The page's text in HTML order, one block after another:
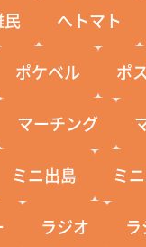
民 へトマト
ポケベル ポ
マーチング
ミニ出島 ミ
ラジオ